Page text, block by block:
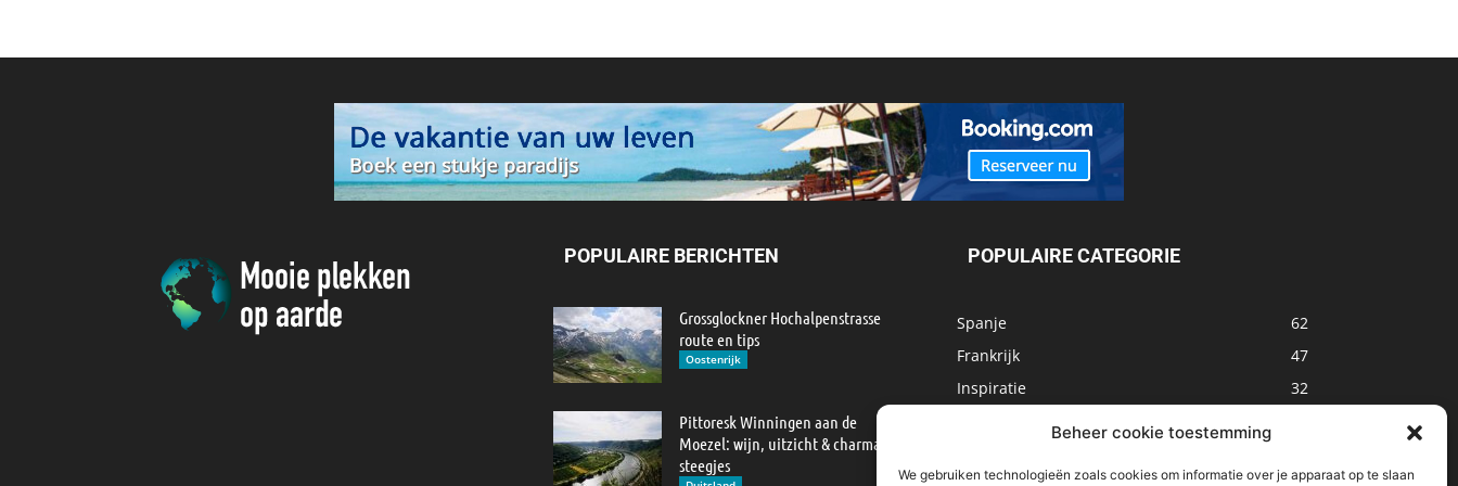
Beheer cookie toestemming
We gebruiken technologieën zoals cookies om informatie over je apparaat op te slaan
POPULAIRE BERICHTEN
Grossglockner Hochalpenstrasse
route en tips
Oostenrijk
Pittoresk Winningen aan de
Moezel: wijn, uitzicht & charmante
steegjes
POPULAIRE CATEGORIE
Spanje
62
Frankrijk
47
Inspiratie
32